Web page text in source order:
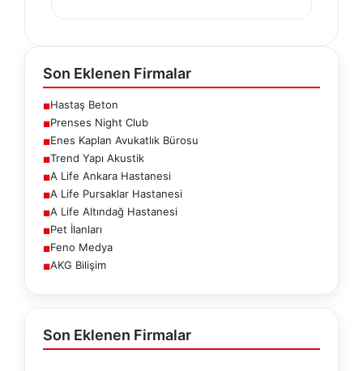
Son Eklenen Firmalar
■Hastaş Beton
■Prenses Night Club
■Enes Kaplan Avukatlık Bürosu
■Trend Yapı Akustik
■A Life Ankara Hastanesi
■A Life Pursaklar Hastanesi
■A Life Altındağ Hastanesi
■Pet İlanları
■Feno Medya
■AKG Bilişim
Son Eklenen Firmalar